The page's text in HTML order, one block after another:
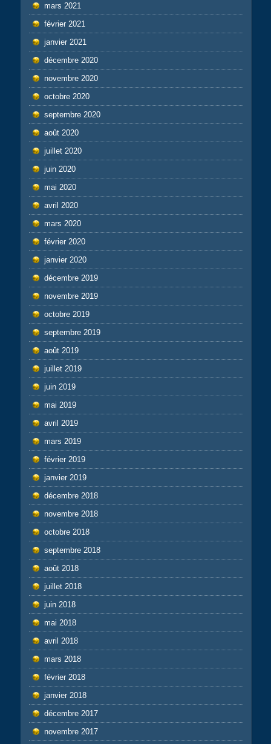
mars 2021
février 2021
janvier 2021
décembre 2020
novembre 2020
octobre 2020
septembre 2020
août 2020
juillet 2020
juin 2020
mai 2020
avril 2020
mars 2020
février 2020
janvier 2020
décembre 2019
novembre 2019
octobre 2019
septembre 2019
août 2019
juillet 2019
juin 2019
mai 2019
avril 2019
mars 2019
février 2019
janvier 2019
décembre 2018
novembre 2018
octobre 2018
septembre 2018
août 2018
juillet 2018
juin 2018
mai 2018
avril 2018
mars 2018
février 2018
janvier 2018
décembre 2017
novembre 2017